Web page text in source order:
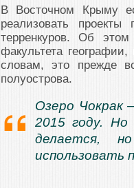
В Восточном Крыму
реализовать
терренкуров. Об
факультета
словам, это прежде
полуострова.
Озеро Чокрак
2015 году.
делается,
использовать